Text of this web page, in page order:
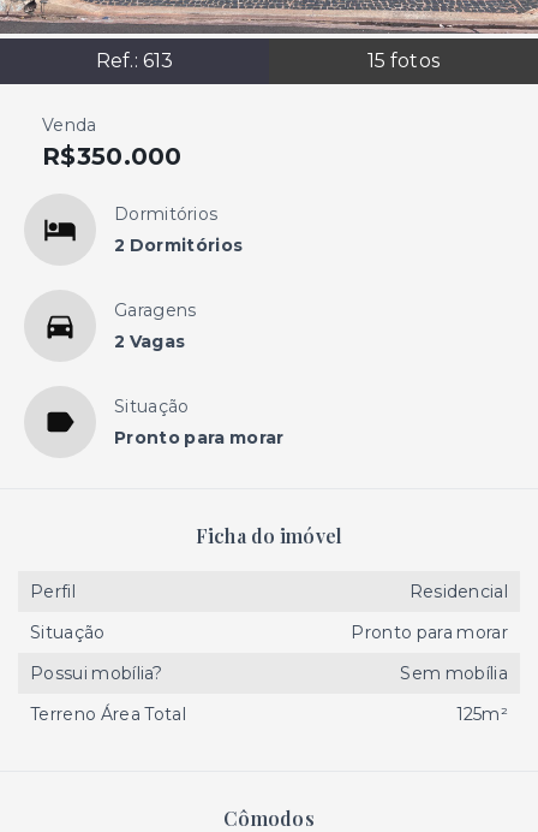
Ref.: 613 15 fotos
Venda
R$350.000
Dormitórios
2 Dormitórios
Garagens
2 Vagas
Situação
Pronto para morar
Cômodos
Ficha do imóvel
Perfil
Residencial
Situação
Pronto para morar
Possui mobília?
Sem mobília
Terreno Área Total
125m²